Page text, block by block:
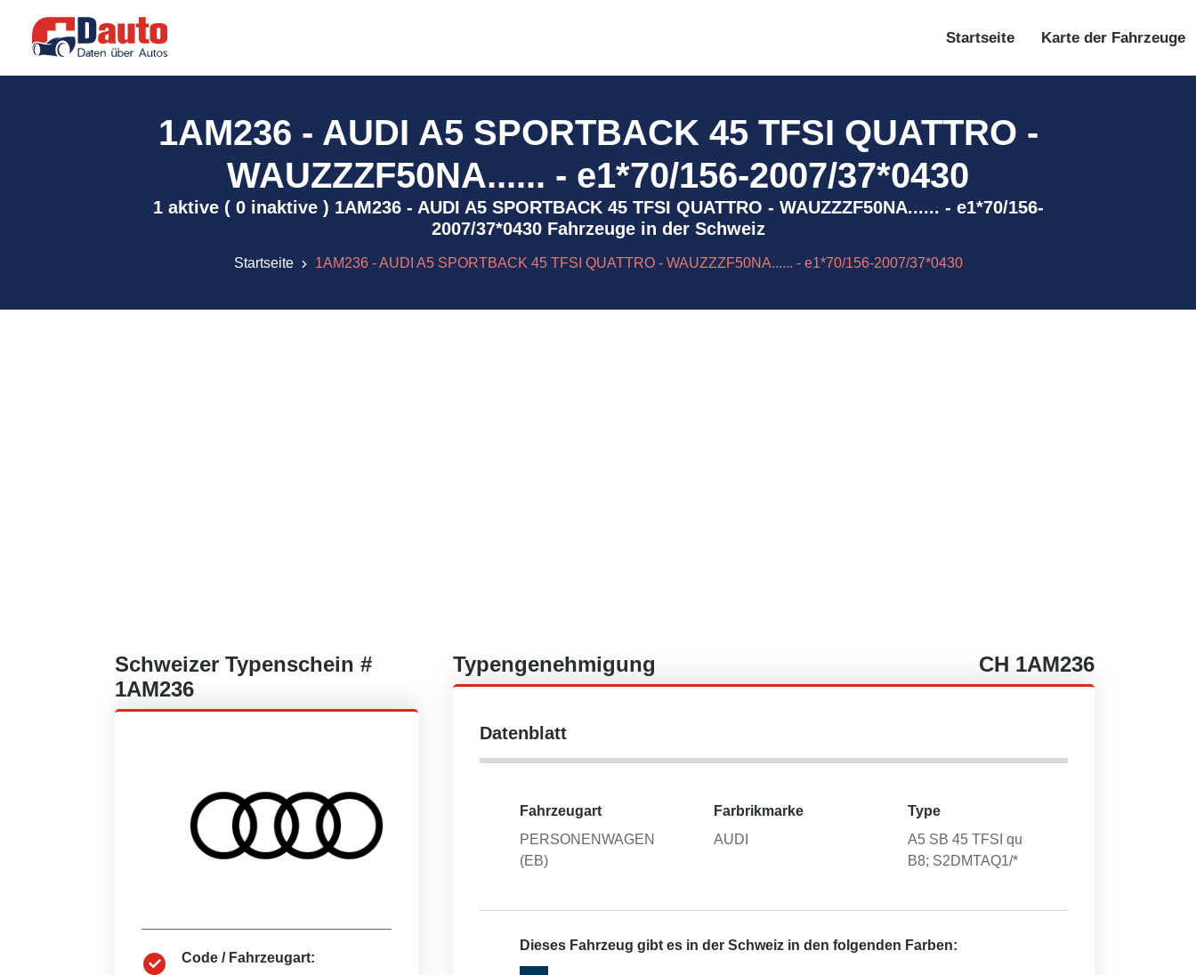
Startseite Karte der Fahrzeuge
1AM236 - AUDI A5 SPORTBACK 45 TFSI QUATTRO -
WAUZZZF50NA...... - e1*70/156-2007/37*0430
1 aktive ( 0 inaktive ) 1AM236 - AUDI A5 SPORTBACK 45 TFSI QUATTRO - WAUZZZF50NA...... - e1*70/156-
2007/37*0430 Fahrzeuge in der Schweiz
Startseite 1AM236 - AUDI A5 SPORTBACK 45 TFSI QUATTRO - WAUZZZF50NA...... - e1*70/156-2007/37*0430
Schweizer Typenschein #
1AM236
Code / Fahrzeugart:
Typengenehmigung CH 1AM236
Datenblatt
Fahrzeugart
PERSONENWAGEN
(EB)
Farbrikmarke
AUDI
Type
A5 SB 45 TFSI qu
B8; S2DMTAQ1/*
Dieses Fahrzeug gibt es in der Schweiz in den folgenden Farben: